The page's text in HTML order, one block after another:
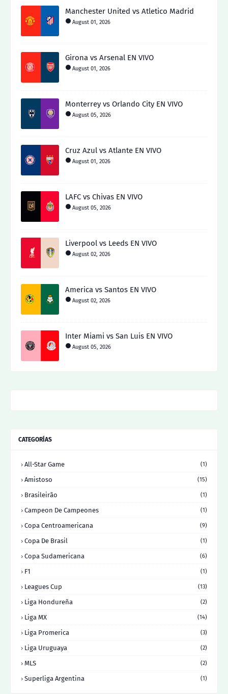
Manchester United vs Atletico Madrid
August 01, 2026
Girona vs Arsenal EN VIVO
August 01, 2026
Monterrey vs Orlando City EN VIVO
August 05, 2026
Cruz Azul vs Atlante EN VIVO
August 01, 2026
LAFC vs Chivas EN VIVO
August 05, 2026
Liverpool vs Leeds EN VIVO
August 02, 2026
America vs Santos EN VIVO
August 02, 2026
Inter Miami vs San Luis EN VIVO
August 05, 2026
CATEGORÍAS
All-Star Game (1)
Amistoso (15)
Brasileirão (1)
Campeon De Campeones (1)
Copa Centroamericana (9)
Copa De Brasil (1)
Copa Sudamericana (6)
F1 (1)
Leagues Cup (13)
Liga Hondureña (2)
Liga MX (14)
Liga Promerica (3)
Liga Uruguaya (2)
MLS (2)
Superliga Argentina (1)